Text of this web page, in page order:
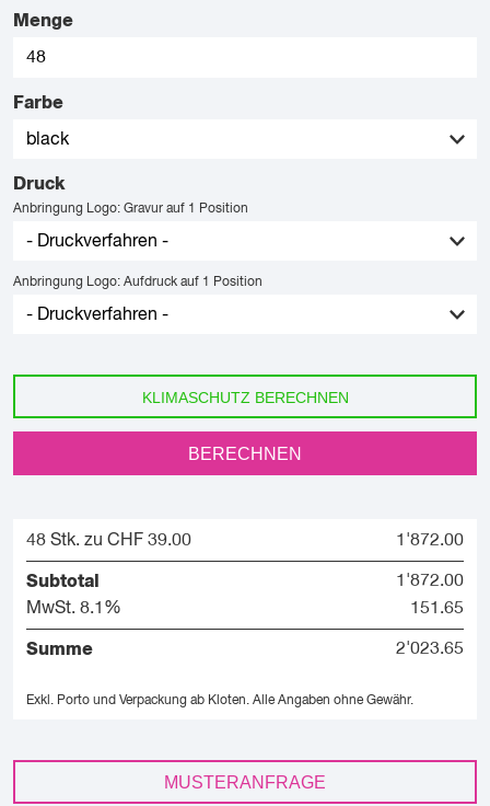
Menge
Farbe
Druck
Anbringung Logo: Gravur auf 1 Position
Anbringung Logo: Aufdruck auf 1 Position
KLIMASCHUTZ BERECHNEN
BERECHNEN
48 Stk. zu CHF 39.00 1'872.00
Subtotal
1'872.00
MwSt. 8.1%
151.65
Summe 2'023.65
Exkl. Porto und Verpackung ab Kloten. Alle Angaben ohne Gewähr.
MUSTERANFRAGE